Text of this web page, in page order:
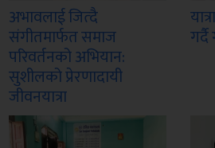
अभावलाई जित्दै
संगीतमार्फत समाज
परिवर्तनको अभियान:
सुशीलको प्रेरणादायी
जीवनयात्रा